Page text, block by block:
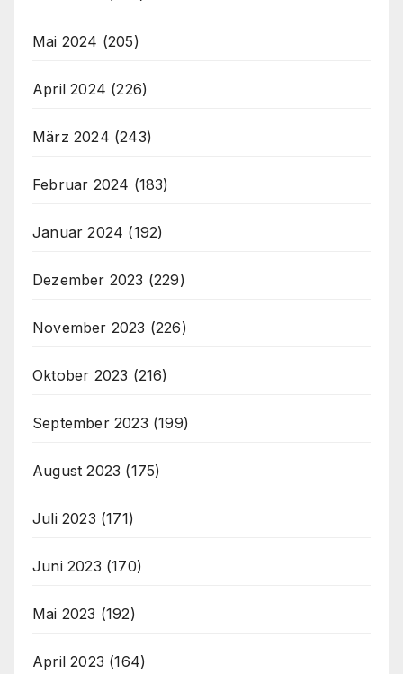
Mai 2024 (205)
April 2024 (226)
März 2024 (243)
Februar 2024 (183)
Januar 2024 (192)
Dezember 2023 (229)
November 2023 (226)
Oktober 2023 (216)
September 2023 (199)
August 2023 (175)
Juli 2023 (171)
Juni 2023 (170)
Mai 2023 (192)
April 2023 (164)